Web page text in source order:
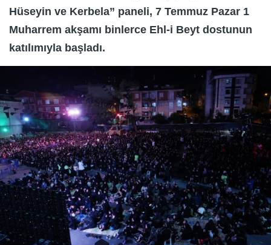
Hüseyin ve Kerbela” paneli, 7 Temmuz Pazar 1
Muharrem akşamı binlerce Ehl-i Beyt dostunun
katılımıyla başladı.